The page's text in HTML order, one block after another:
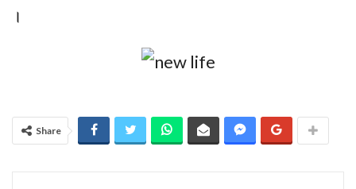
।
Share